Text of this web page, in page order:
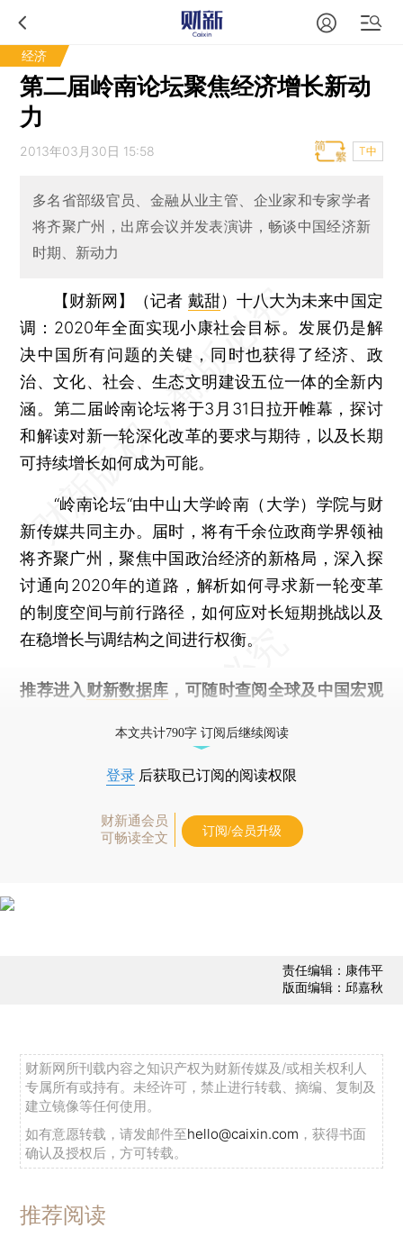
经济
第二届岭南论坛聚焦经济增长新动
力
2013年03月30日 15:58 T中
多名省部级官员、金融从业主管、企业家和专家学者
将齐聚广州，出席会议并发表演讲，畅谈中国经济新
时期、新动力
【财新网】（记者 戴甜） 十八大为未来中国定
调：2020年全面实现小康社会目标。发展仍是解
决中国所有问题的关键，同时也获得了经济、政
治、文化、社会、生态文明建设五位一体的全新内
涵。第二届岭南论坛将于3月31日拉开帷幕，探讨
和解读对新一轮深化改革的要求与期待，以及长期
可持续增长如何成为可能。
“岭南论坛“由中山大学岭南（大学）学院与财
新传媒共同主办。届时，将有千余位政商学界领袖
将齐聚广州，聚焦中国政治经济的新格局，深入探
讨通向2020年的道路，解析如何寻求新一轮变革
的制度空间与前行路径，如何应对长短期挑战以及
在稳增长与调结构之间进行权衡。
推荐进入 财新数据库 ，可随时查阅全球及中国宏观
本文共计790字 订阅后继续阅读
登录 后获取已订阅的阅读权限
财新通会员
可畅读全文
订阅/会员升级
责任编辑：康伟平
版面编辑：邱嘉秋
财新网所刊载内容之知识产权为财新传媒及/或相关权利人
专属所有或持有。未经许可，禁止进行转载、摘编、复制及
建立镜像等任何使用。
如有意愿转载，请发邮件至hello@caixin.com ，获得书面
确认及授权后，方可转载。
推荐阅读